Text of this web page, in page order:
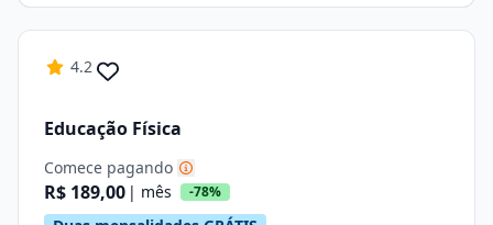
4.2
Educação Física
Comece pagando
R$ 189,00 | mês -78%